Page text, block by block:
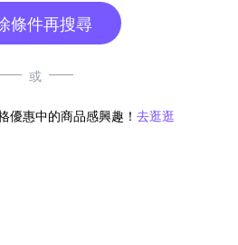
條件再搜尋
或
優惠中的商品感興趣！ 去逛逛